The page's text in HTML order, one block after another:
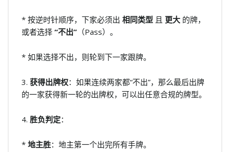
* 按逆时针顺序，下家必须出 相同类型 且 更大 的牌，
或者选择 “不出” （Pass）。
* 如果选择不出，则轮到下一家跟牌。
3. 获得出牌权：如果连续两家都“不出”，那么最后出牌
的一家获得新一轮的出牌权，可以出任意合规的牌型。
4. 胜负判定：
* 地主胜：地主第一个出完所有手牌。